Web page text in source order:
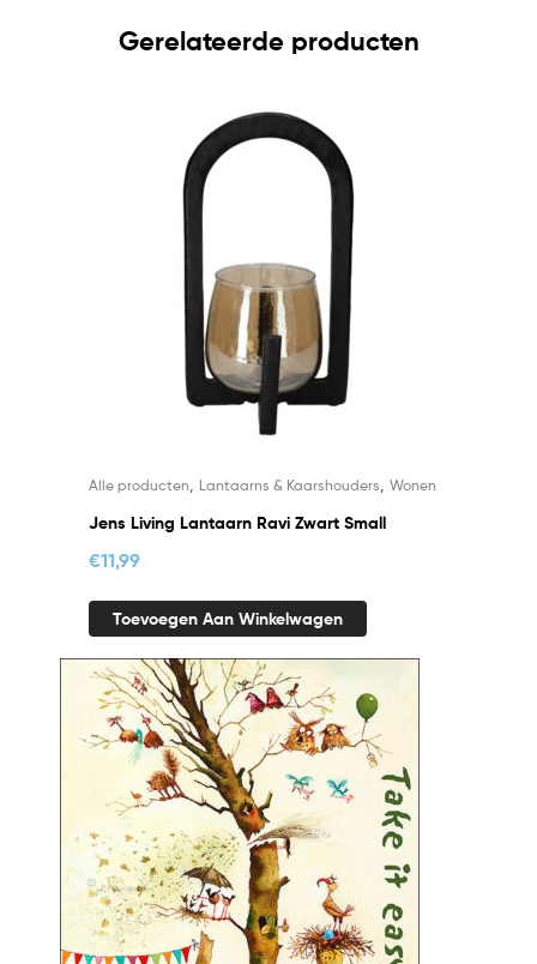
Gerelateerde producten
Alle producten, Lantaarns & Kaarshouders, Wonen
Jens Living Lantaarn Ravi Zwart Small
€11,99
Toevoegen Aan Winkelwagen